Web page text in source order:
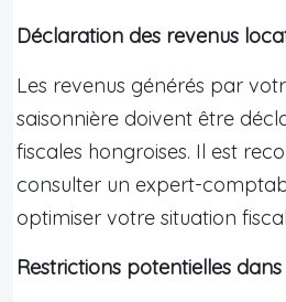
Déclaration des revenus
Les revenus générés par
saisonnière doivent être
fiscales hongroises. Il est
consulter un expert-
optimiser votre situation
Restrictions potentielles